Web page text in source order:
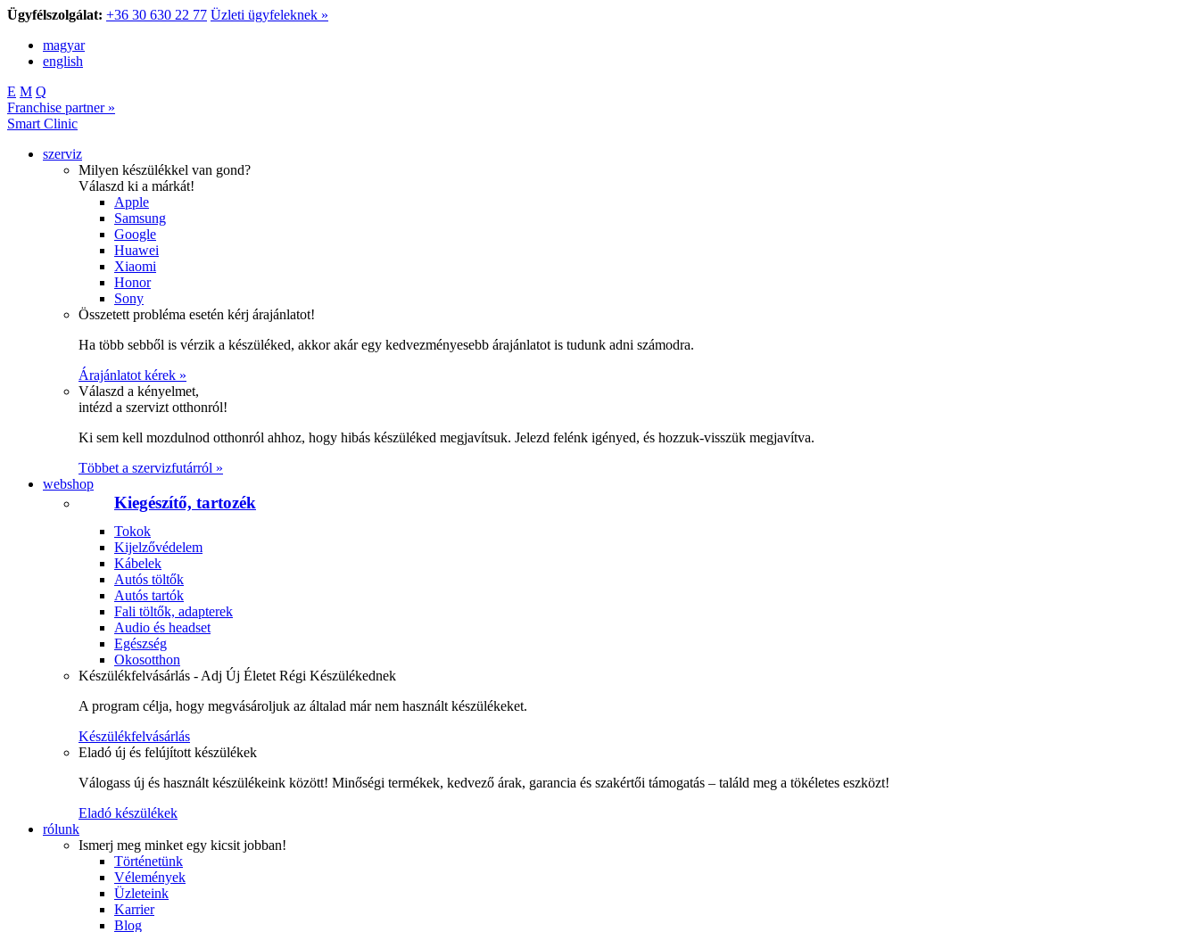
Ügyfélszolgálat: +36 30 630 22 77 Üzleti ügyfeleknek »
magyar
english
E M Q
Franchise partner »
Smart Clinic
szerviz
Milyen készülékkel van gond?
Válaszd ki a márkát!
Apple
Samsung
Google
Huawei
Xiaomi
Honor
Sony
Összetett probléma esetén kérj árajánlatot!
Ha több sebből is vérzik a készüléked, akkor akár egy kedvezményesebb árajánlatot is tudunk adni számodra.
Árajánlatot kérek »
Válaszd a kényelmet,
intézd a szervizt otthonról!
Ki sem kell mozdulnod otthonról ahhoz, hogy hibás készüléked megjavítsuk. Jelezd felénk igényed, és hozzuk-visszük megjavítva.
Többet a szervizfutárról »
webshop
Kiegészítő, tartozék
Tokok
Kijelzővédelem
Kábelek
Autós töltők
Autós tartók
Fali töltők, adapterek
Audio és headset
Egészség
Okosotthon
Készülékfelvásárlás - Adj Új Életet Régi Készülékednek
A program célja, hogy megvásároljuk az általad már nem használt készülékeket.
Készülékfelvásárlás
Eladó új és felújított készülékek
Válogass új és használt készülékeink között! Minőségi termékek, kedvező árak, garancia és szakértői támogatás – találd meg a tökéletes eszközt!
Eladó készülékek
rólunk
Ismerj meg minket egy kicsit jobban!
Történetünk
Vélemények
Üzleteink
Karrier
Blog